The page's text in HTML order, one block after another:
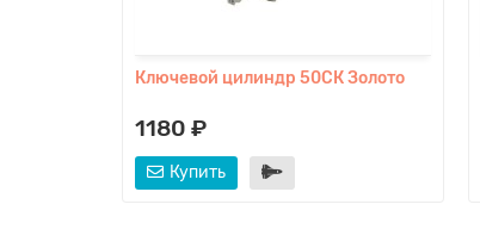
Ключевой цилиндр 50СК Золото
1180 ₽
Купить